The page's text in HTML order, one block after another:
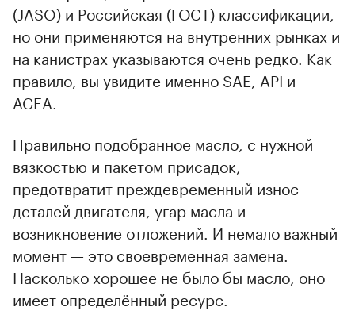
(JASO) и Российская (ГОСТ) классификации,
но они применяются на внутренних рынках и
на канистрах указываются очень редко. Как
правило, вы увидите именно SAE, API и
ACEA.
Правильно подобранное масло, с нужной
вязкостью и пакетом присадок,
предотвратит преждевременный износ
деталей двигателя, угар масла и
возникновение отложений. И немало важный
момент — это своевременная замена.
Насколько хорошее не было бы масло, оно
имеет определённый ресурс.